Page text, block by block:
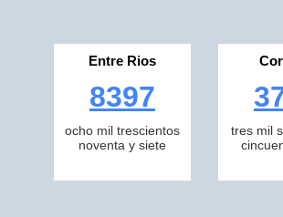
Entre Rios
8397
ocho mil trescientos
noventa y siete
tres mil